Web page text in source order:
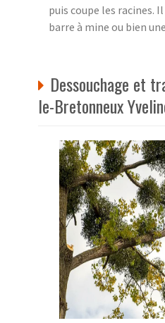
puis coupe les racines.
barre à mine ou bien
Dessouchage et
le-Bretonneux